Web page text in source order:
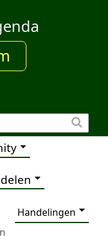
Handelingen